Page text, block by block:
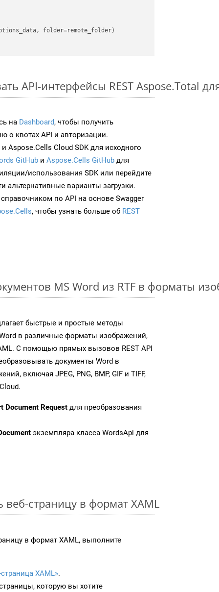
API-интерфейсы REST Aspose.Total
на Dashboard, чтобы получить
о квотах API и авторизации.
Aspose.Cells Cloud SDK для исходного
GitHub и Aspose.Cells GitHub для
использования SDK или перейдите
альтернативные варианты загрузки.
по API на основе Swagger
, чтобы узнать больше об REST
MS Word из RTF в форматы
быстрые и простые методы
в различные форматы изображений,
С помощью прямых вызовов REST API
документы Word в
включая JPEG, PNG, BMP, GIF и TIFF,
Document Request для преобразования
экземпляра класса WordsApi для
веб-страницу в формат XAML
в формат XAML, выполните
XAML».
которую вы хотите